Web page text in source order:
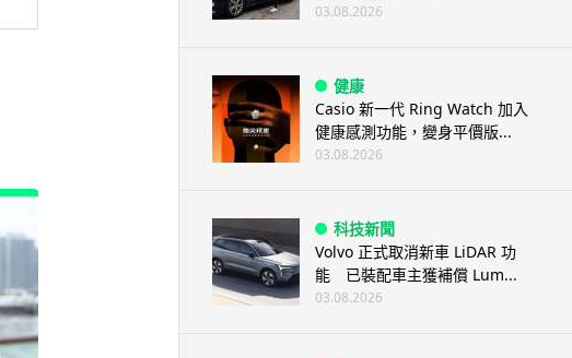
03.08.2026
健康
Casio 新一代 Ring Watch 加入
健康感測功能，變身平價版...
03.08.2026
科技新聞
Volvo 正式取消新車 LiDAR 功
能 已裝配車主獲補償 Lum...
03.08.2026